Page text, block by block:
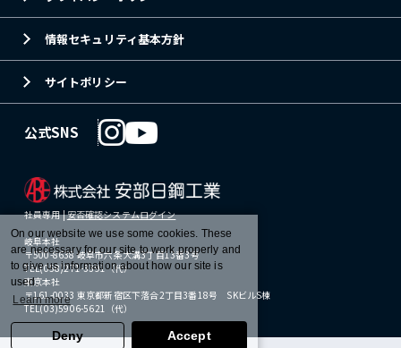
情報セキュリティ基本方針
サイトポリシー
公式SNS
社員専用 |安否確認システムログイン
岐阜本社
〒500-8638 岐阜市六条大溝3丁目13番3号
TEL(058)271-3391（代）
東京本社
〒161-0033 東京都新宿区下落合2丁目3番18号 SKビルS棟
TEL(03)5906-5621（代）
On our website we use some cookies. These
are necessary for our site to work properly and
to give us information about how our site is
used.
Learn more
Deny Accept